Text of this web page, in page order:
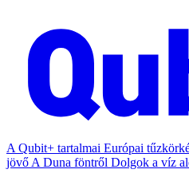
A Qubit+ tartalmai Európai
jövő A Duna föntről Dolgok a víz